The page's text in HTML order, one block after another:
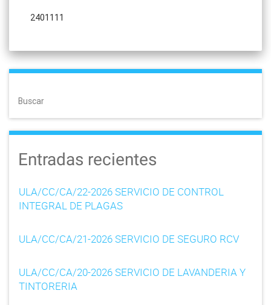
2401111
Buscar
Entradas recientes
ULA/CC/CA/22-2026 SERVICIO DE CONTROL
INTEGRAL DE PLAGAS
ULA/CC/CA/21-2026 SERVICIO DE SEGURO RCV
ULA/CC/CA/20-2026 SERVICIO DE LAVANDERIA Y
TINTORERIA